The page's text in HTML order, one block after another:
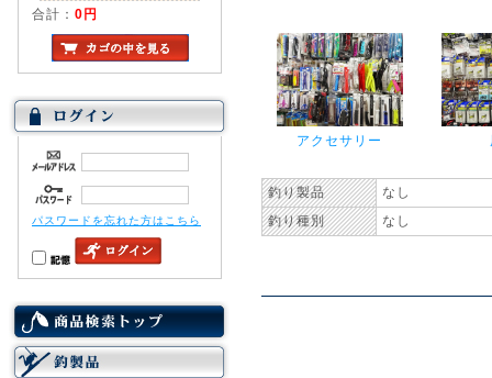
合計： 0円
パスワードを忘れた方はこちら
アクセサリー
釣り製品
なし
釣り種別
なし